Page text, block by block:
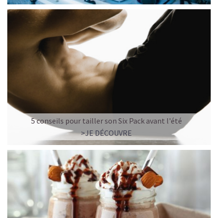
LE PLAISIR D’UN DESSERT GLACÉ, SANS LE SUCRE EN
TROP
5 conseils pour tailler son Six Pack avant l'été
>JE DÉCOUVRE